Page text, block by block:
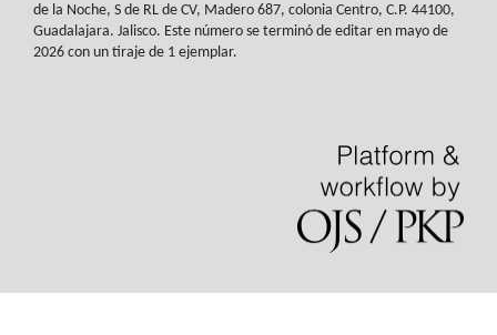
de la Noche, S de RL de CV, Madero 687, colonia Centro, C.P. 44100,
Guadalajara. Jalisco. Este número se terminó de editar en mayo de
2026 con un tiraje de 1 ejemplar.